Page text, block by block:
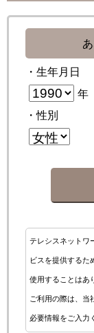
・生年月日
年
・性別
テレシスネットワ
ビスを提供するた
使用することはあ
ご利用の際は、当
必要情報をご入力